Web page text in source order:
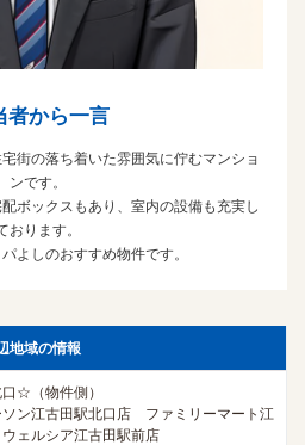
者から一言
街の落ち着いた雰囲気に佇むマンショ
ンです。
ボックスもあり、室内の設備も充実し
おります。
よしのおすすめ物件です。
地域の情報
☆（物件側）
ン江古田駅北口店 ファミリーマート江
ェルシア江古田駅前店